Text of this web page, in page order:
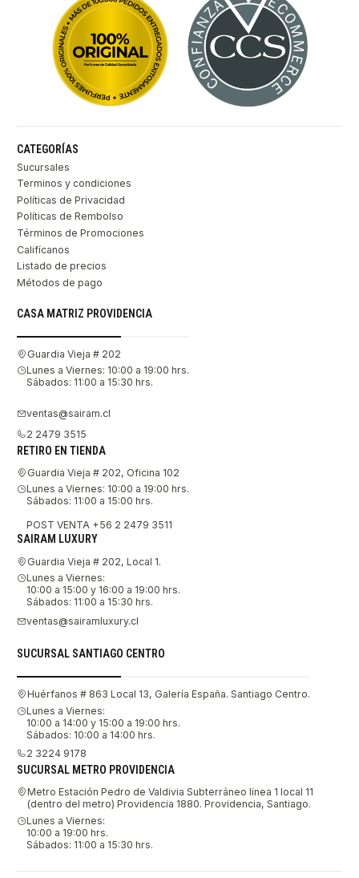
CATEGORÍAS
Sucursales
Terminos y condiciones
Políticas de Privacidad
Políticas de Rembolso
Términos de Promociones
Califícanos
Listado de precios
Métodos de pago
CASA MATRIZ PROVIDENCIA
Guardia Vieja # 202
Lunes a Viernes: 10:00 a 19:00 hrs.
Sábados: 11:00 a 15:30 hrs.
ventas@sairam.cl
2 2479 3515
RETIRO EN TIENDA
Guardia Vieja # 202, Oficina 102
Lunes a Viernes: 10:00 a 19:00 hrs.
Sábados: 11:00 a 15:00 hrs.
POST VENTA +56 2 2479 3511
SAIRAM LUXURY
Guardia Vieja # 202, Local 1.
Lunes a Viernes:
10:00 a 15:00 y 16:00 a 19:00 hrs.
Sábados: 11:00 a 15:30 hrs.
ventas@sairamluxury.cl
SUCURSAL SANTIAGO CENTRO
Huérfanos # 863 Local 13, Galería España. Santiago Centro.
Lunes a Viernes:
10:00 a 14:00 y 15:00 a 19:00 hrs.
Sábados: 10:00 a 14:00 hrs.
2 3224 9178
SUCURSAL METRO PROVIDENCIA
Metro Estación Pedro de Valdivia Subterráneo línea 1 local 11
(dentro del metro) Providencia 1880. Providencia, Santiago.
Lunes a Viernes:
10:00 a 19:00 hrs.
Sábados: 11:00 a 15:30 hrs.